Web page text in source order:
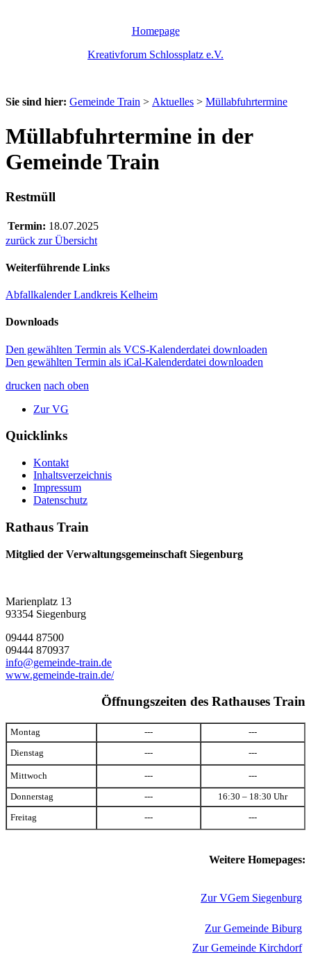
Homepage
Kreativforum Schlossplatz e.V.
Sie sind hier: Gemeinde Train > Aktuelles > Müllabfuhrtermine
Müllabfuhrtermine in der
Gemeinde Train
Restmüll
Termin: 18.07.2025
zurück zur Übersicht
Weiterführende Links
Abfallkalender Landkreis Kelheim
Downloads
Den gewählten Termin als VCS-Kalenderdatei downloaden
Den gewählten Termin als iCal-Kalenderdatei downloaden
drucken nach oben
Zur VG
Quicklinks
Kontakt
Inhaltsverzeichnis
Impressum
Datenschutz
Rathaus Train
Mitglied der Verwaltungsgemeinschaft Siegenburg
Marienplatz 13
93354 Siegenburg
09444 87500
09444 870937
info@gemeinde-train.de
www.gemeinde-train.de/
Öffnungszeiten des Rathauses Train
Montag --- ---
Dienstag --- ---
Mittwoch --- ---
Donnerstag --- 16:30 – 18:30 Uhr
Freitag --- ---
Weitere Homepages:
Zur VGem Siegenburg
Zur Gemeinde Biburg
Zur Gemeinde Kirchdorf